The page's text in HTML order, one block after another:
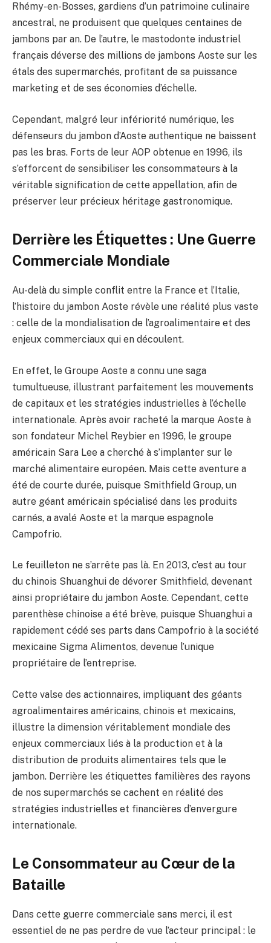
Rhémy-en-Bosses, gardiens d’un patrimoine culinaire
ancestral, ne produisent que quelques centaines de
jambons par an. De l’autre, le mastodonte industriel
français déverse des millions de jambons Aoste sur les
étals des supermarchés, profitant de sa puissance
marketing et de ses économies d’échelle.
Cependant, malgré leur infériorité numérique, les
défenseurs du jambon d’Aoste authentique ne baissent
pas les bras. Forts de leur AOP obtenue en 1996, ils
s’efforcent de sensibiliser les consommateurs à la
véritable signification de cette appellation, afin de
préserver leur précieux héritage gastronomique.
Derrière les Étiquettes : Une Guerre
Commerciale Mondiale
Au-delà du simple conflit entre la France et l’Italie,
l’histoire du jambon Aoste révèle une réalité plus vaste
: celle de la mondialisation de l’agroalimentaire et des
enjeux commerciaux qui en découlent.
En effet, le Groupe Aoste a connu une saga
tumultueuse, illustrant parfaitement les mouvements
de capitaux et les stratégies industrielles à l’échelle
internationale. Après avoir racheté la marque Aoste à
son fondateur Michel Reybier en 1996, le groupe
américain Sara Lee a cherché à s’implanter sur le
marché alimentaire européen. Mais cette aventure a
été de courte durée, puisque Smithfield Group, un
autre géant américain spécialisé dans les produits
carnés, a avalé Aoste et la marque espagnole
Campofrio.
Le feuilleton ne s’arrête pas là. En 2013, c’est au tour
du chinois Shuanghui de dévorer Smithfield, devenant
ainsi propriétaire du jambon Aoste. Cependant, cette
parenthèse chinoise a été brève, puisque Shuanghui a
rapidement cédé ses parts dans Campofrio à la société
mexicaine Sigma Alimentos, devenue l’unique
propriétaire de l’entreprise.
Cette valse des actionnaires, impliquant des géants
agroalimentaires américains, chinois et mexicains,
illustre la dimension véritablement mondiale des
enjeux commerciaux liés à la production et à la
distribution de produits alimentaires tels que le
jambon. Derrière les étiquettes familières des rayons
de nos supermarchés se cachent en réalité des
stratégies industrielles et financières d’envergure
internationale.
Le Consommateur au Cœur de la
Bataille
Dans cette guerre commerciale sans merci, il est
essentiel de ne pas perdre de vue l’acteur principal : le